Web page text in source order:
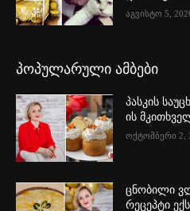
აგვისტო 5,
პოპულარული ამბები
პასკის
ის
ოქტომბერი 2,
ცნობილი
რეცეპტი